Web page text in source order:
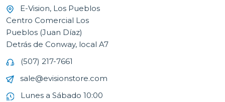
E-Vision, Los Pueblos
Centro Comercial Los
Pueblos (Juan Díaz)
Detrás de Conway, local A7
(507) 217-7661
sale@evisionstore.com
Lunes a Sábado 10:00